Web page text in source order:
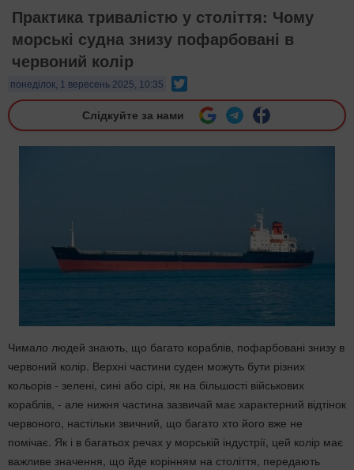
Практика тривалістю у століття: Чому
морські судна знизу пофарбовані в
червоний колір
понеділок, 1 вересень 2025, 10:35
Слідкуйте за нами
Чимало людей знають, що багато кораблів, пофарбовані знизу в
червоний колір. Верхні частини суден можуть бути різних
кольорів - зелені, сині або сірі, як на більшості військових
кораблів, - але нижня частина зазвичай має характерний відтінок
червоного, настільки звичний, що багато хто його вже не
помічає. Як і в багатьох речах у морській індустрії, цей колір має
важливе значення, що йде корінням на століття, передають